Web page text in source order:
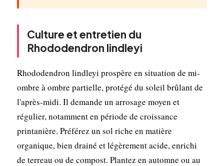
Culture et entretien du
Rhododendron lindleyi
Rhododendron lindleyi prospère en situation de mi-
ombre à ombre partielle, protégé du soleil brûlant de
l'après-midi. Il demande un arrosage moyen et
régulier, notamment en période de croissance
printanière. Préférez un sol riche en matière
organique, bien drainé et légèrement acide, enrichi
de terreau ou de compost. Plantez en automne ou au